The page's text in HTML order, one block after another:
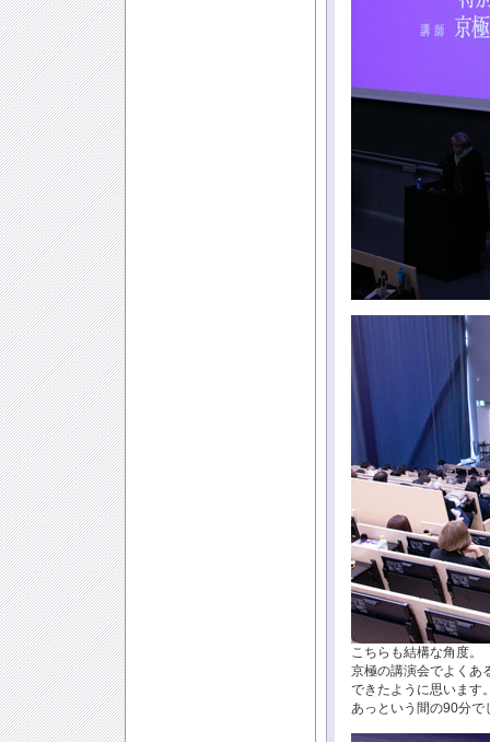
こちらも結構な角度。
京極の講演会でよくあ
できたように思います
あっという間の90分で